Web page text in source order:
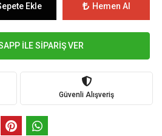
Ekle Hemen Al
İLE SİPARİŞ VER
Güvenli Alışveriş